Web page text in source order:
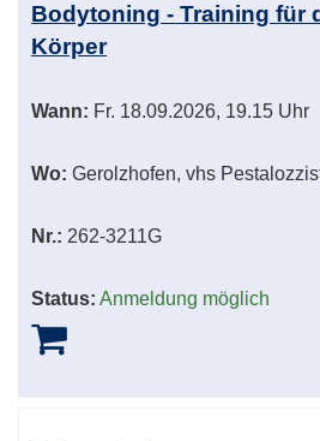
Bodytoning - Training für
Körper
Wann: Fr. 18.09.2026, 19.15 Uhr
Wo: Gerolzhofen, vhs
Nr.: 262-3211G
Status: Anmeldung möglich